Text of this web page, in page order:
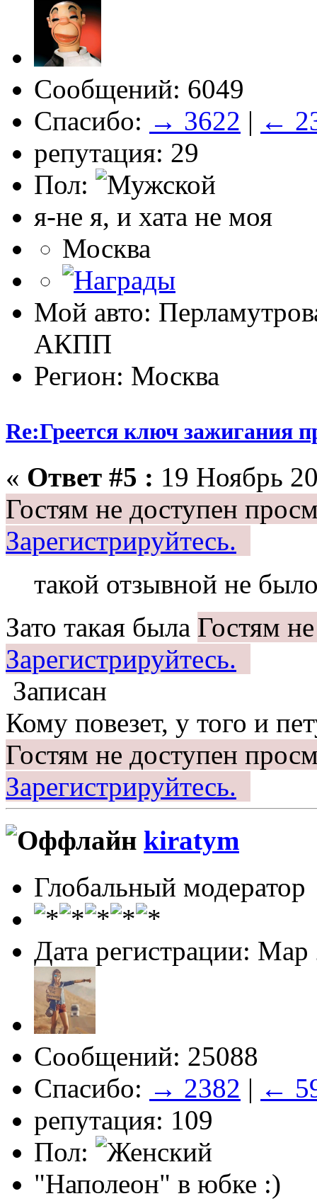
Сообщений: 6049
Спасибо: → 3622 | ←
репутация: 29
Пол:
я-не я, и хата не моя
Москва
Мой авто:
АКПП
Регион: Москва
Re:Греется ключ зажигания
« Ответ #5 : 19 Ноябрь
Гостям не доступен
Зарегистрируйтесь.
такой отзывной не
Зато такая была Гостям
Зарегистрируйтесь.
Записан
Кому повезет, у того и
Гостям не доступен
Зарегистрируйтесь.
kiratym
Глобальный модератор
Дата регистрации: Мар
Сообщений: 25088
Спасибо: → 2382 | ←
репутация: 109
Пол:
"Наполеон" в юбке :)